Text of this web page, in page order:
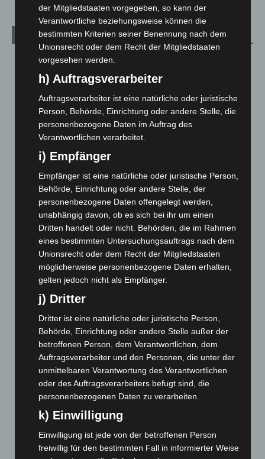
Archiv
August 2026(14)
Juli 2026 (73)
Juni 2026(139)
Mai 2026(99)
April 2026
März 2026
(115)
Januar 2026(122)
Dezember 2025(103)
November 2025(114)
Oktober 2025(112)
September 2025 (93)
August 2025(90)
Juli 2025
(90)
Juni 2025
Mai 2025(112)
April 2025(88)
März 2025(111)
Februar 2025 (96)
Januar 2025(88)
Dezember 2024(89)
November 2024 (94)
Oktober 2024(93)
der Mitgliedstaaten vorgegeben, so kann der
Verantwortliche beziehungsweise können die
bestimmten Kriterien seiner Benennung nach dem
Unionsrecht oder dem Recht der Mitgliedstaaten
vorgesehen werden.
h) Auftragsverarbeiter
Auftragsverarbeiter ist eine natürliche oder juristische
Person, Behörde, Einrichtung oder andere Stelle, die
personenbezogene Daten im Auftrag des
Verantwortlichen verarbeitet.
i) Empfänger
Empfänger ist eine natürliche oder juristische Person,
Behörde, Einrichtung oder andere Stelle, der
personenbezogene Daten offengelegt werden,
unabhängig davon, ob es sich bei ihr um einen
Dritten handelt oder nicht. Behörden, die im Rahmen
eines bestimmten Untersuchungsauftrags nach dem
Unionsrecht oder dem Recht der Mitgliedstaaten
möglicherweise personenbezogene Daten erhalten,
gelten jedoch nicht als Empfänger.
j) Dritter
Dritter ist eine natürliche oder juristische Person,
Behörde, Einrichtung oder andere Stelle außer der
betroffenen Person, dem Verantwortlichen, dem
Auftragsverarbeiter und den Personen, die unter der
unmittelbaren Verantwortung des Verantwortlichen
oder des Auftragsverarbeiters befugt sind, die
personenbezogenen Daten zu verarbeiten.
k) Einwilligung
Einwilligung ist jede von der betroffenen Person
freiwillig für den bestimmten Fall in informierter Weise